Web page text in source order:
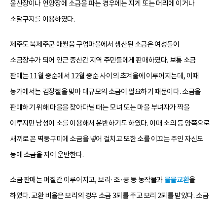
울산장이나 언양장에 소금을 파는 경우에는 지게 또는 머리에 이거나
소달구지를 이용하였다.
제주도 북제주군 애월읍 구엄마을에서 생산된 소금은 여성들이
소금장수가 되어 인근 중산간 지역 주민들에게 판매하였다. 보통 소금
판매는 11월 중순에서 12월 중순 사이의 초겨울에 이루어지는데, 이때
농가에서는 김장철을 맞아 대규모의 소금이 필요하기 때문이다. 소금을
판매하기 위해 마을을 찾아다닐 때는 모녀 또는 마을 부녀자가 짝을
이루지만 남성이 소를 이용해서 운반하기도 하였다. 이때 소의 등 양쪽으로
새끼로 꼰 멱둥구미에 소금을 넣어 걸치고 또한 소를 이끄는 주인 자신도
등에 소금을 지어 운반한다.
소금 판매는 며칠간 이루어지고, 보리·조·콩 등 농작물과 물물교환을
하였다. 교환 비율은 보리의 경우 소금 3되를 주고 보리 2되를 받았다. 소금